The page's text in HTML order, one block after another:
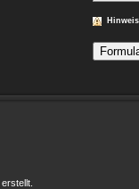
Hinweis
erstellt.